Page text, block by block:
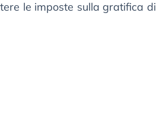
le imposte sulla gratifica di